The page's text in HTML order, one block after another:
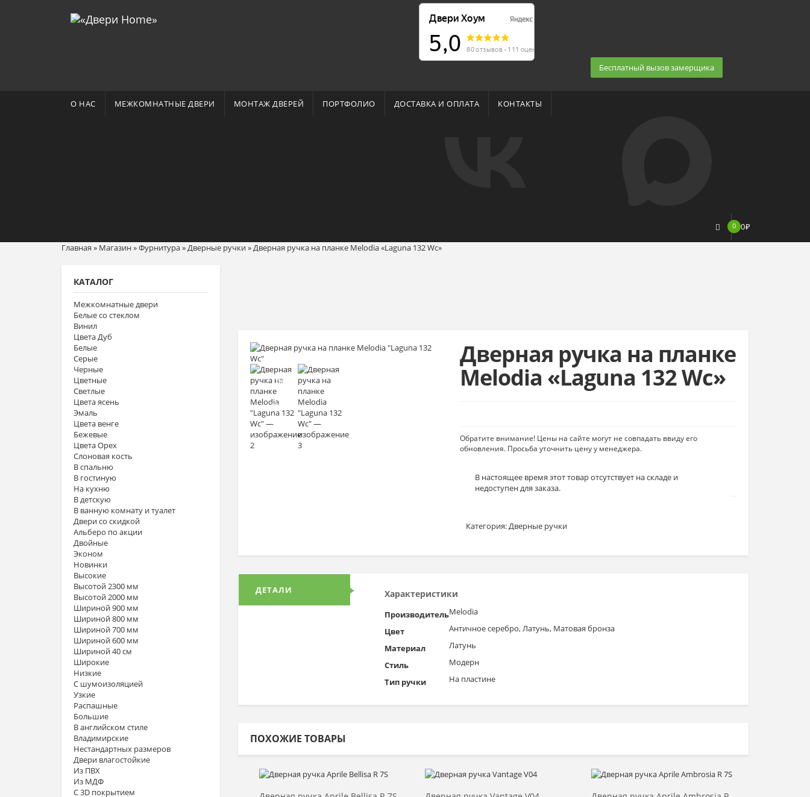
Бесплатный вызов замерщика
О НАС МЕЖКОМНАТНЫЕ ДВЕРИ МОНТАЖ ДВЕРЕЙ ПОРТФОЛИО ДОСТАВКА И ОПЛАТА КОНТАКТЫ
0 0₽
Главная » Магазин»Фурнитура»Дверные ручки»Дверная ручка на планке Melodia «Laguna 132 Wc»
КАТАЛОГ
Межкомнатные двери
Белые со стеклом
Винил
Цвета Дуб
Белые
Серые
Черные
Цветные
Светлые
Цвета ясень
Эмаль
Цвета венге
Бежевые
Цвета Орех
Слоновая кость
В спальню
В гостиную
На кухню
В детскую
В ванную комнату и туалет
Двери со скидкой
Альберо по акции
Двойные
Эконом
Новинки
Высокие
Высотой 2300 мм
Высотой 2000 мм
Шириной 900 мм
Шириной 800 мм
Шириной 700 мм
Шириной 600 мм
Шириной 40 см
Широкие
Низкие
С шумоизоляцией
Узкие
Распашные
Большие
В английском стиле
Владимирские
Нестандартных размеров
Двери влагостойкие
Из ПВХ
Из МДФ
С 3D покрытием
OF
STOCK
Дверная ручка на планке
Melodia «Laguna 132 Wc»
Обратите внимание! Цены на сайте могут не совпадать ввиду его
обновления. Просьба уточнить цену у менеджера.
В настоящее время этот товар отсутствует на складе и
недоступен для заказа.
Категория:Дверные ручки
ДЕТАЛИ Характеристики
ПроизводительMelodia
Цвет
Античное серебро, Латунь, Матовая бронза
Материал
Латунь
Стиль
Модерн
Тип ручки
На пластине
ПОХОЖИЕ ТОВАРЫ
Выбрать > Выбрать > Выбрать >